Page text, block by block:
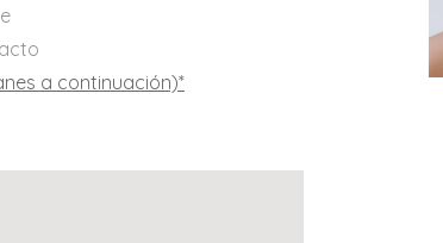
a continuación)*